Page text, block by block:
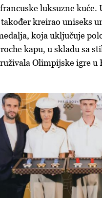
luksuzne kuće.
kreirao uniseks
koja uključuje
kapu, u skladu sa
Olimpijske igre u